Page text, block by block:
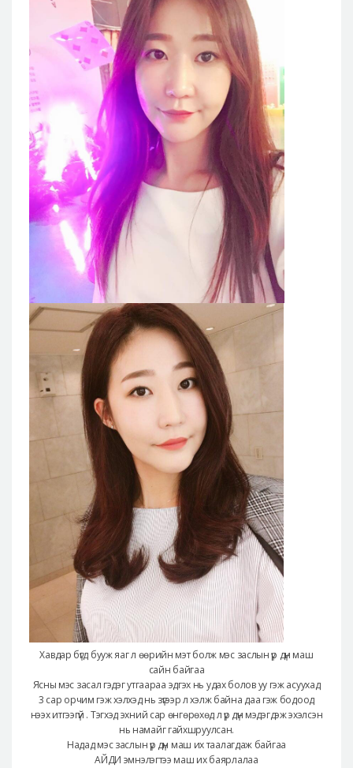
Хавдар бүгд бууж яаг л өөрийн мэт болж мэс заслын үр дүн маш
сайн байгаа
Ясны мэс засал гэдэг утгаараа эдгэх нь удах болов уу гэж асуухад
3 сар орчим гэж хэлхэд нь зүгээр л хэлж байна даа гэж бодоод
нээх итгээгүй . Тэгхэд эхний сар өнгөрөхөд л үр дүн мэдэгдэж эхэлсэн
нь намайг гайхшруулсан.
Надад мэс заслын үр дүн маш их таалагдаж байгаа
АЙДИ эмнэлэгтээ маш их баярлалаа